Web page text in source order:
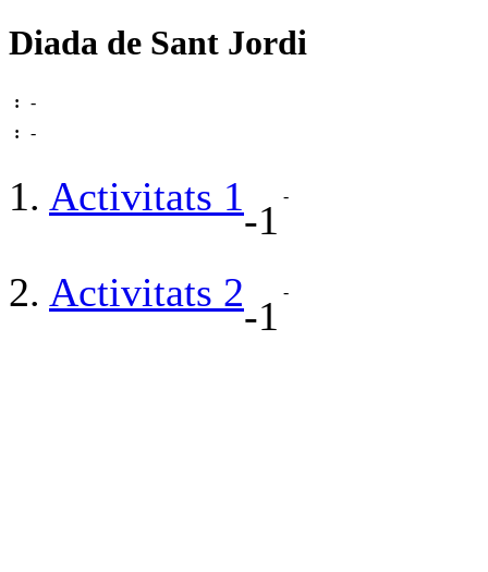
Diada de Sant Jordi
:
-
:
-
1. Activitats 1
-1
-
2. Activitats 2
-1
-